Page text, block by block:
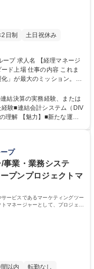
日制 土日祝休み
ネージ
内容 これま
」が最大のミッション。連
連結・開示のノウハウの蓄
推進をお任せ。 ■DIVA
短信、有価証券報告書等）
開示業務の引き継ぎ・内製
効率化■大手監査法人や内
制再構築 募集職種
）】スタンダード上場
結決算の実務経験、または
験■連結会計システム（DIV
な運用
がら最適な仕組みを作り上
るガバナンス経験：監査法
、上場維持・グループ拡大
学歴：大
プ
事業・業務システ
プンプロジェクトマ
ービスであるマーケティングツー
マネージャーとして、プロジェク
以内 転勤なし